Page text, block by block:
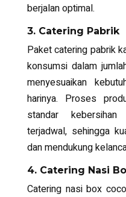
berjalan optimal.
3. Catering Pabrik
Paket catering pabrik
konsumsi dalam
menyesuaikan
harinya. Proses
standar
terjadwal, sehingga
dan mendukung
4. Catering Nasi
Catering nasi box